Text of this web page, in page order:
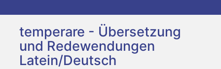
temperare - Übersetzung
und Redewendungen
Latein/Deutsch